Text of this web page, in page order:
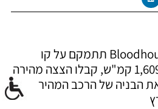
רגע לפני שה- Bloodhound SSC תתמקם על קו
הזינוק ותאיץ בדרך ל-1,609 קמ"ש, קבלו הצצה מהירה
שניות את הבניה של הרכב המהיר